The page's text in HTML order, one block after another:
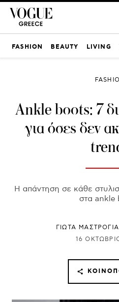
FASHION BEAUTY LIVING
Ankle boots: 7
για όσες δεν
Η απάντηση σε κάθε
στα ankle
ΓΙΩΤΑ
16